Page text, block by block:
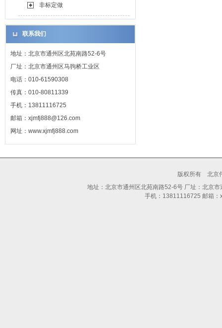
非标定做
联系我们
地址：北京市通州区北苑南路52-6号
厂址：北京市通州区马驹桥工业区
电话：010-61590308
传真：010-80811339
手机：13811116725
邮箱：xjmfj888@126.com
网址：www.xjmfj888.com
版权所有 北京
地址：北京市通州区北苑南路52-6号 厂址：北京
手机：13811116725 邮箱